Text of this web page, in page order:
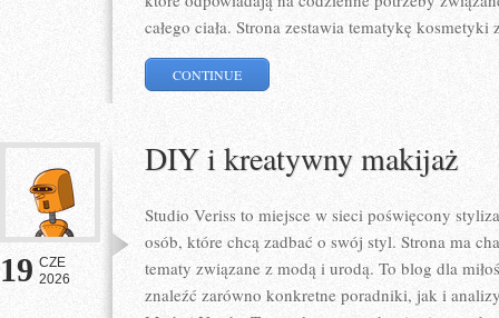
całego ciała. Strona zestawia tematykę kosmetyki
CONTINUE
19 CZE
2026
DIY i kreatywny makijaż
Studio Veriss to miejsce w sieci poświęcony
osób, które chcą zadbać o swój styl. Strona ma
tematy związane z modą i urodą. To blog dla
znaleźć zarówno konkretne poradniki, jak i